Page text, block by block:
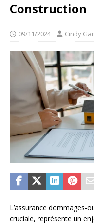
Construction
09/11/2024 Cindy
L’assurance dommages-
cruciale, représente un